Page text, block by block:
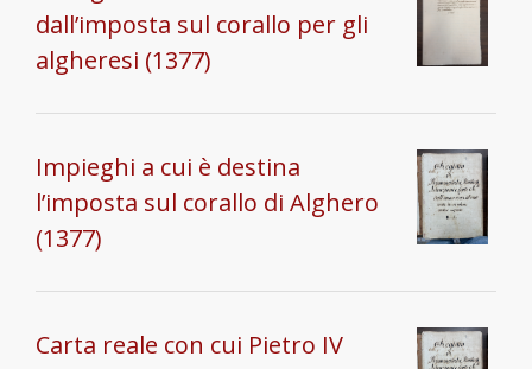
dall’imposta sul corallo per gli
algheresi (1377)
Impieghi a cui è destina
l’imposta sul corallo di Alghero
(1377)
Carta reale con cui Pietro IV